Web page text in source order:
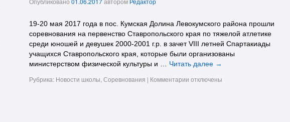
19-20 мая 2017 года в пос. Кумская Долина Левокумского района прошли
соревнования на первенство Ставропольского края по тяжелой атлетике
среди юношей и девушек 2000-2001 г.р. в зачет VIII летней Спартакиады
учащихся Ставропольского края, которые были организованы
министерством физической культуры и … Читать далее →
Рубрика: Новости школы, Соревнования | Комментарии отключены